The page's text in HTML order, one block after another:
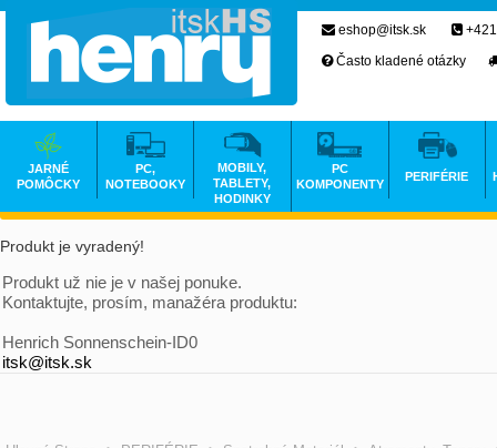
Produkt je vyradený!
Produkt už nie je v našej ponuke.
Kontaktujte, prosím, manažéra produktu:
Henrich Sonnenschein-ID0
itsk@itsk.sk
eshop@itsk.sk
Často kladené otázky
JARNÉ
POMÔCKY
PC,
NOTEBOOKY
MOBILY,
TABLETY,
HODINKY
PC
KOMPONENTY
PERIFÉRIE